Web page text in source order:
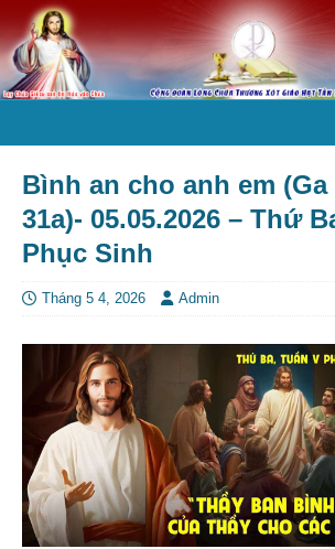
Bình an cho anh em (Ga
31a)- 05.05.2026 – Thứ
Phục Sinh
Tháng 5 4, 2026 Admin